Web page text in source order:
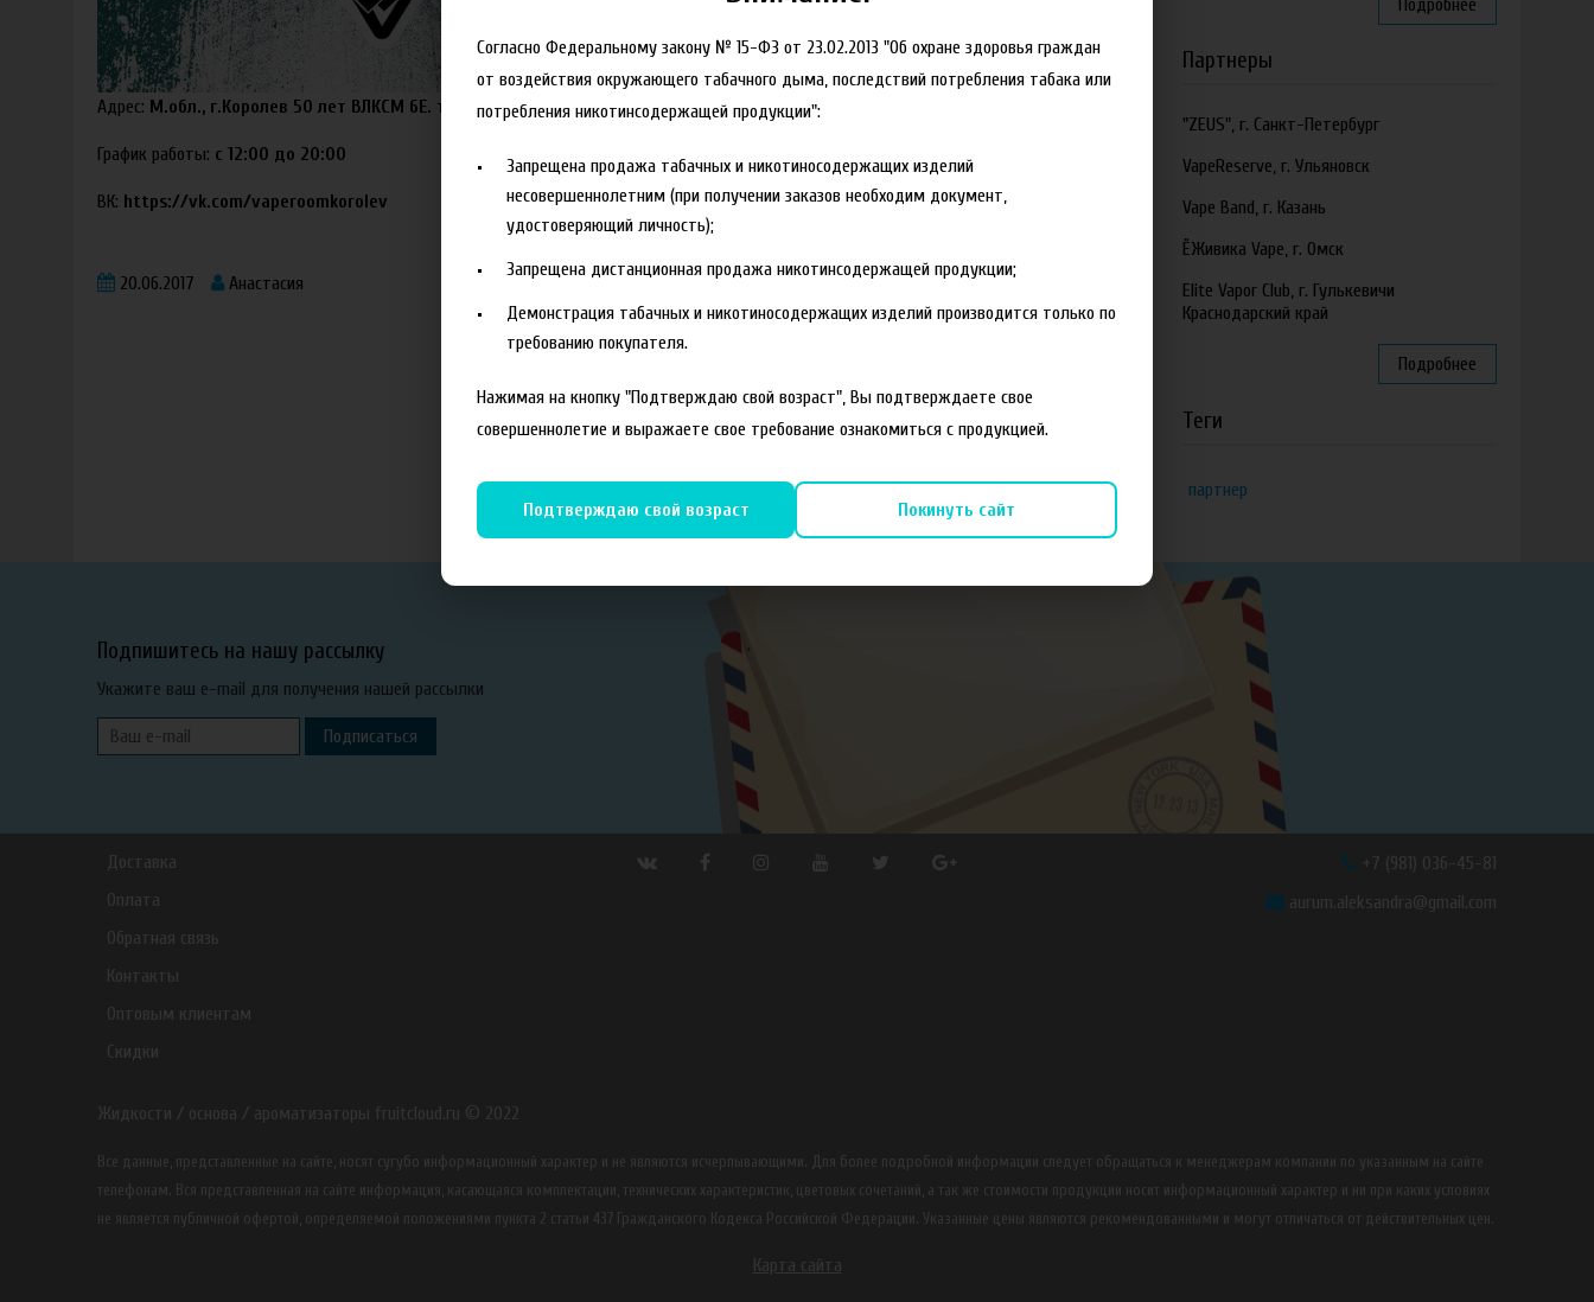
Адрес: М.обл., г.Королев 50 лет ВЛКСМ 6Е. тц.Мегаполис 2, 2 этаж пав.2-23
График работы: с 12:00 до 20:00
ВК: https://vk.com/vaperoomkorolev
20.06.2017 Анастасия
Подробнее
Партнеры
"ZEUS", г. Санкт-Петербург
VapeReserve, г. Ульяновск
Vape Band, г. Казань
ЁЖивика Vape, г. Омск
Elite Vapor Club, г. Гулькевичи
Краснодарский край
Подробнее
Теги
партнер
Подпишитесь на нашу рассылку
Укажите ваш e-mail для получения нашей рассылки
Подписаться
Доставка
Оплата
Обратная связь
Контакты
Оптовым клиентам
Скидки
+7 (981) 036-45-81
aurum.aleksandra@gmail.com
Жидкости / основа / ароматизаторы fruitcloud.ru © 2022
Все данные, представленные на сайте, носят сугубо информационный характер и не являются исчерпывающими. Для более подробной информации следует обращаться к менеджерам компании по указанным на сайте
телефонам. Вся представленная на сайте информация, касающаяся комплектации, технических характеристик, цветовых сочетаний, а так же стоимости продукции носит информационный характер и ни при каких условиях
не является публичной офертой, определяемой положениями пункта 2 статьи 437 Гражданского Кодекса Российской Федерации. Указанные цены являются рекомендованными и могут отличаться от действительных цен.
Карта сайта
Согласно Федеральному закону № 15-ФЗ от 23.02.2013 "Об охране здоровья граждан
от воздействия окружающего табачного дыма, последствий потребления табака или
потребления никотинсодержащей продукции":
Запрещена продажа табачных и никотиносодержащих изделий
несовершеннолетним (при получении заказов необходим документ,
удостоверяющий личность);
Запрещена дистанционная продажа никотинсодержащей продукции;
Демонстрация табачных и никотиносодержащих изделий производится только по
требованию покупателя.
Нажимая на кнопку "Подтверждаю свой возраст", Вы подтверждаете свое
совершеннолетие и выражаете свое требование ознакомиться с продукцией.
Подтверждаю свой возраст Покинуть сайт